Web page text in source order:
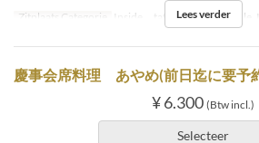
Zitplaats Categorie Inside tatami, Inside table,
Lees verder
慶事会席料理 あやめ(前日迄に要予
¥ 6.300 (Btw incl.)
Selecteer